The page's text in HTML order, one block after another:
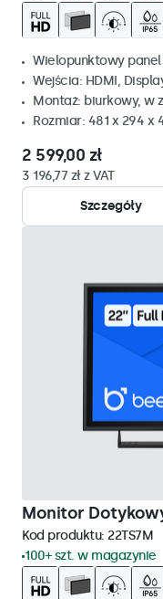
Wielopunktowy
Wejścia: HDMI,
Montaż: biurkowy, w
Rozmiar: 481 x 294 x
2 599,00 zł
3 196,77 zł z VAT
Szczegóły
Monitor
Kod produktu: 22TS7M
100+ szt. w magazynie